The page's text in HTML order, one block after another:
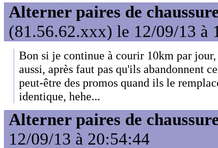
Alterner paires de
(81.56.62.xxx) le 12/09/13 à
Bon si je continue à courir 10km par
aussi, après faut pas qu'ils abandonnent
peut-être des promos quand ils le
identique, hehe...
Alterner paires de
12/09/13 à 20:54:44